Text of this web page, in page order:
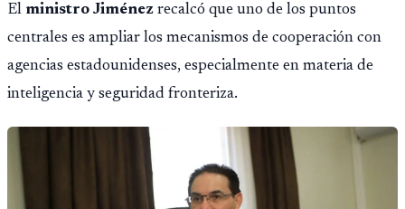
El ministro Jiménez recalcó que uno de los puntos
centrales es ampliar los mecanismos de cooperación con
agencias estadounidenses, especialmente en materia de
inteligencia y seguridad fronteriza.